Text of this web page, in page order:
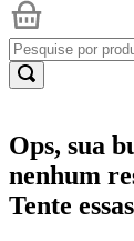
Ops, sua
nenhum
Tente